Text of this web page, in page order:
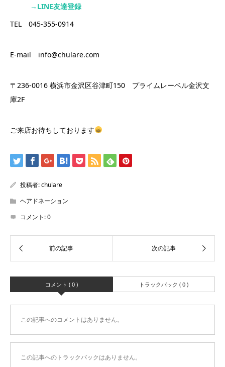
→LINE友達登録
TEL 045-355-0914
E-mail info@chulare.com
〒236-0016 横浜市金沢区谷津町150 プライムレーベル金沢文
庫2F
ご来店お待ちしております
投稿者:chulare
ヘアドネーション
コメント:0
コメント ( 0 ) トラックバック ( 0 )
この記事へのコメントはありません。
この記事へのトラックバックはありません。